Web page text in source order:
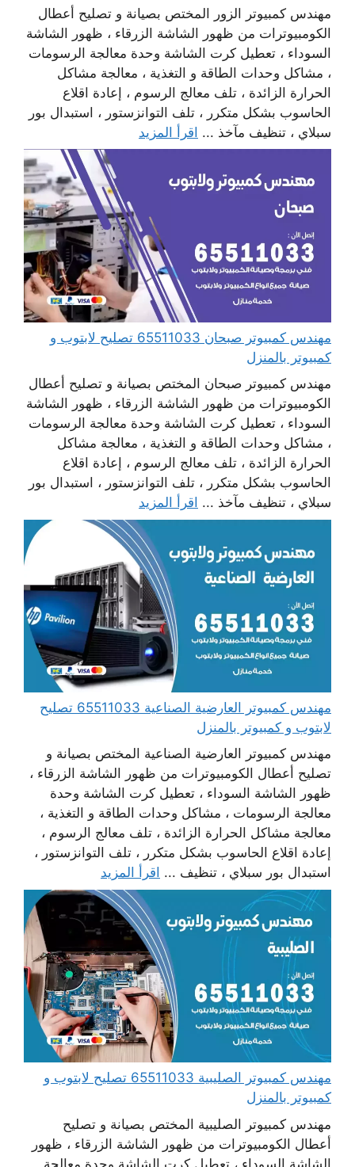
مهندس كمبيوتر الزور المختص بصيانة و تصليح أعطال
الكومبيوترات من ظهور الشاشة الزرقاء ، ظهور الشاشة
السوداء ، تعطيل كرت الشاشة وحدة معالجة الرسومات
، مشاكل وحدات الطاقة و التغذية ، معالجة مشاكل
الحرارة الزائدة ، تلف معالج الرسوم ، إعادة اقلاع
الحاسوب بشكل متكرر ، تلف التوانزستور ، استبدال بور
سبلاي ، تنظيف مآخذ ... اقرأ المزيد
مهندس كمبيوتر صبحان 65511033 تصليح لابتوب و
كمبيوتر بالمنزل
مهندس كمبيوتر صبحان المختص بصيانة و تصليح أعطال
الكومبيوترات من ظهور الشاشة الزرقاء ، ظهور الشاشة
السوداء ، تعطيل كرت الشاشة وحدة معالجة الرسومات
، مشاكل وحدات الطاقة و التغذية ، معالجة مشاكل
الحرارة الزائدة ، تلف معالج الرسوم ، إعادة اقلاع
الحاسوب بشكل متكرر ، تلف التوانزستور ، استبدال بور
سبلاي ، تنظيف مآخذ ... اقرأ المزيد
مهندس كمبيوتر العارضية الصناعية 65511033 تصليح
لابتوب و كمبيوتر بالمنزل
مهندس كمبيوتر العارضية الصناعية المختص بصيانة و
تصليح أعطال الكومبيوترات من ظهور الشاشة الزرقاء ،
ظهور الشاشة السوداء ، تعطيل كرت الشاشة وحدة
معالجة الرسومات ، مشاكل وحدات الطاقة و التغذية ،
معالجة مشاكل الحرارة الزائدة ، تلف معالج الرسوم ،
إعادة اقلاع الحاسوب بشكل متكرر ، تلف التوانزستور ،
استبدال بور سبلاي ، تنظيف ... اقرأ المزيد
مهندس كمبيوتر الصليبية 65511033 تصليح لابتوب و
كمبيوتر بالمنزل
مهندس كمبيوتر الصليبية المختص بصيانة و تصليح
أعطال الكومبيوترات من ظهور الشاشة الزرقاء ، ظهور
الشاشة السوداء ، تعطيل كرت الشاشة وحدة معالجة